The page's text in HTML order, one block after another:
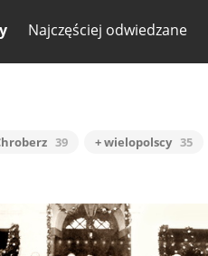
Najczęściej odwiedzane
39 + wielopolscy 35